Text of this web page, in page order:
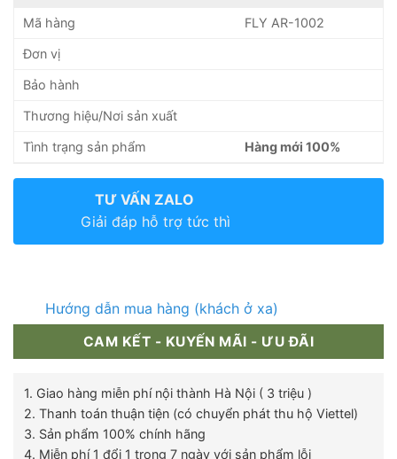
Mã hàng FLY AR-1002
Đơn vị
Bảo hành
Thương hiệu/Nơi sản xuất
Tình trạng sản phẩm Hàng mới 100%
TƯ VẤN ZALO
Giải đáp hỗ trợ tức thì
Hướng dẫn mua hàng (khách ở xa)
CAM KẾT - KUYẾN MÃI - ƯU ĐÃI
1. Giao hàng miễn phí nội thành Hà Nội ( 3 triệu )
2. Thanh toán thuận tiện (có chuyển phát thu hộ Viettel)
3. Sản phẩm 100% chính hãng
4. Miễn phí 1 đổi 1 trong 7 ngày với sản phẩm lỗi